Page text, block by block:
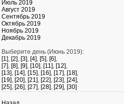
Июль 2019
Август 2019
Сентябрь 2019
Октябрь 2019
Ноябрь 2019
Декабрь 2019
Выберите день (Июнь 2019):
[1], [2], [3], [4], [5], [6],
[7], [8], [9], [10], [11], [12],
[13], [14], [15], [16], [17], [18],
[19], [20], [21], [22], [23], [24],
[25], [26], [27], [28], [29], [30]